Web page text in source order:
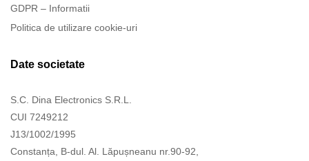
GDPR – Informatii
Politica de utilizare cookie-uri
Date societate
S.C. Dina Electronics S.R.L.
CUI 7249212
J13/1002/1995
Constanța, B-dul. Al. Lăpușneanu nr.90-92,